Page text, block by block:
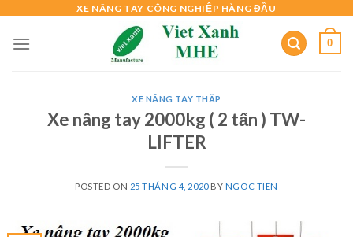
content
XE NÂNG TAY CÔNG NGHIỆP HÀNG ĐẦU
0
XE NÂNG TAY THẤP
Xe nâng tay 2000kg ( 2 tấn ) TW-
LIFTER
POSTED ON 25 THÁNG 4, 2020BY NGOC TIEN